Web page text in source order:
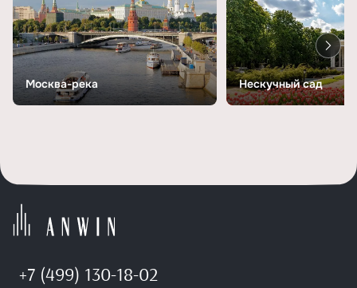
Москва-река Нескучный сад
+7 (499) 130-18-02